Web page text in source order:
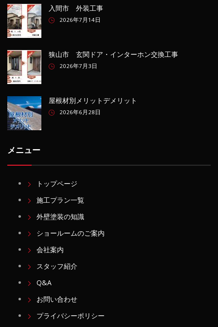
入間市 外装工事
2026年7月14日
狭山市 玄関ドア・インターホン交換工事
2026年7月3日
屋根材別メリットデメリット
2026年6月28日
メニュー
トップページ
施工プラン一覧
外壁塗装の知識
ショールームのご案内
会社案内
スタッフ紹介
Q&A
お問い合わせ
プライバシーポリシー